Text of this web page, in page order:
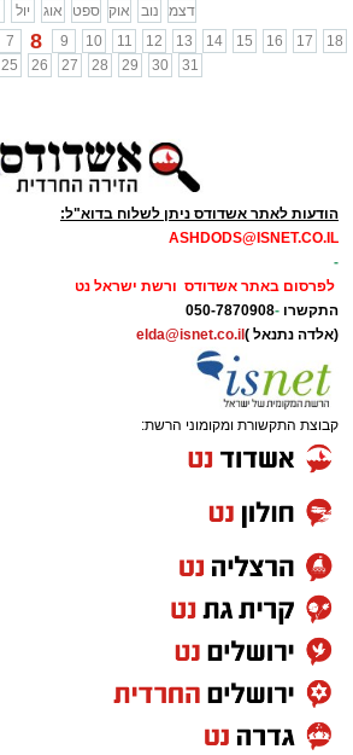
יול אוג ספט אוק נוב
דצמ
7 8 9 10 11 12 13 14 15 16 17
18
25 26 27 28 29 30 31
הודעות לאתר אשדודס ניתן לשלוח בדוא"ל:
ASHDODS@ISNET.CO.IL
-
לפרסום באתר אשדודס ורשת ישראל נט
התקשרו -
050-7870908
(אלדה נתנאל ) elda@isnet.co.il
קבוצת התקשורת ומקומוני הרשת: